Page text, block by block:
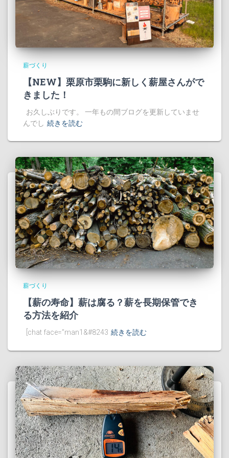
薪づくり
【NEW】栗原市栗駒に新しく薪屋さんがで
きました！
お久しぶりです。 一年もの間ブログを更新していませ
んでし 続きを読む
薪づくり
【薪の寿命】薪は腐る？薪を長期保管でき
る方法を紹介
[chat face=”man1&#8243 続きを読む